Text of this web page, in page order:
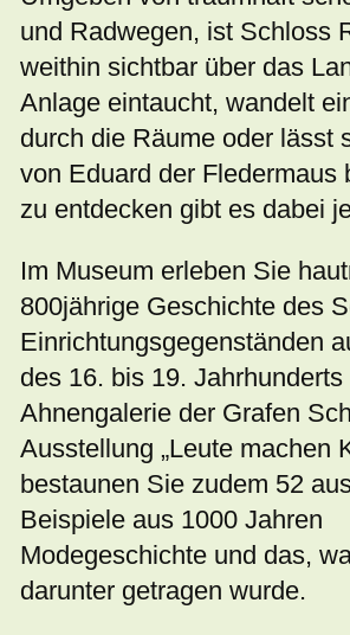
und Radwegen, ist Schloss
weithin sichtbar über das
Anlage eintaucht, wandelt
durch die Räume oder lässt
von Eduard der Fledermaus
zu entdecken gibt es dabei
Im Museum erleben Sie
800jährige Geschichte des
Einrichtungsgegenständen
des 16. bis 19. Jahrhunderts
Ahnengalerie der Grafen
Ausstellung „Leute machen
bestaunen Sie zudem 52
Beispiele aus 1000 Jahren
Modegeschichte und das,
darunter getragen wurde.